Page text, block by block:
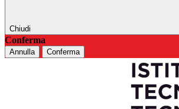
Chiudi
Conferma
Annulla Conferma